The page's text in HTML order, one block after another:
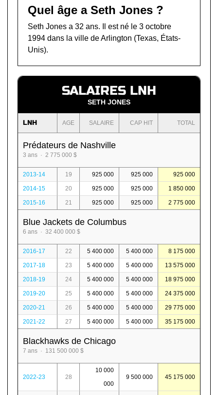
Quel âge a Seth Jones ?
Seth Jones a 32 ans. Il est né le 3 octobre
1994 dans la ville de Arlington (Texas, États-
Unis).
SALAIRES LNH
SETH JONES
LNH AGE SALAIRE CAP HIT TOTAL
Prédateurs de Nashville
3 ans · 2 775 000 $
2013-14 19 925 000 925 000 925 000
2014-15 20 925 000 925 000 1 850 000
2015-16 21 925 000 925 000 2 775 000
Blue Jackets de Columbus
6 ans · 32 400 000 $
2016-17 22 5 400 000 5 400 000 8 175 000
2017-18 23 5 400 000 5 400 000 13 575 000
2018-19 24 5 400 000 5 400 000 18 975 000
2019-20 25 5 400 000 5 400 000 24 375 000
2020-21 26 5 400 000 5 400 000 29 775 000
2021-22 27 5 400 000 5 400 000 35 175 000
Blackhawks de Chicago
7 ans · 131 500 000 $
2022-23 28
10 000
000
9 500 000 45 175 000